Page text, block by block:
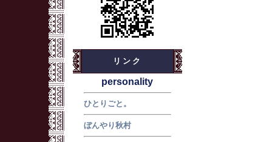
リンク
personality
ひとりごと。
ぼんやり秋村